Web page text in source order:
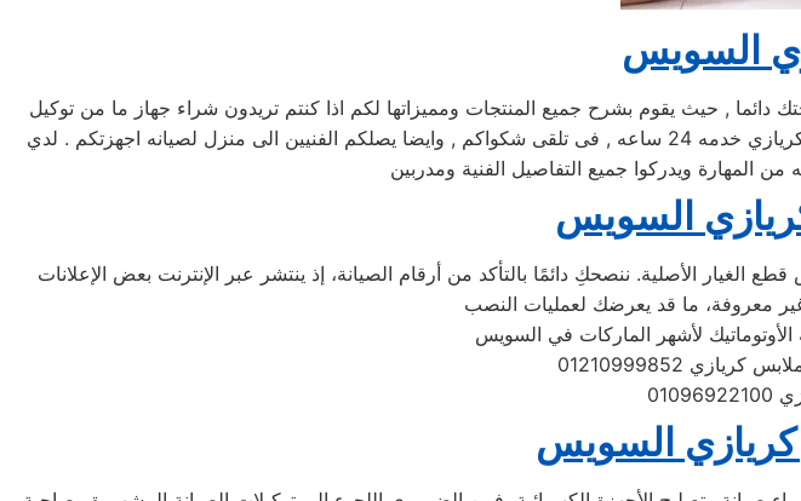
السويس
, حيث يقوم بشرح جميع المنتجات ومميزاتها لكم اذا كنتم تريدون شراء جهاز ما من توكيل
, كما توفر لكم مرلكز صيانه كريازي خدمه 24 ساعه , فى تلقى شكواكم , وايضا يصلكم الفنيين الى منزل لصيانه اجهزتكم . لدي
ويدركوا جميع التفاصيل الفنية ومدربين
السويس
الأصلية. ننصحكِ دائمًا بالتأكد من أرقام الصيانة، إذ ينتشر عبر الإنترنت بعض الإعلانات
كريازي السويس